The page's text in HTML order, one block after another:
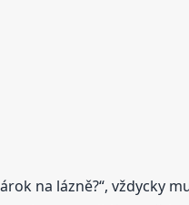
na lázně?“, vždycky